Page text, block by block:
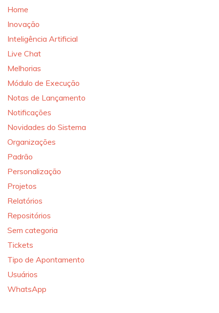
Home
Inovação
Inteligência Artificial
Live Chat
Melhorias
Módulo de Execução
Notas de Lançamento
Notificações
Novidades do Sistema
Organizações
Padrão
Personalização
Projetos
Relatórios
Repositórios
Sem categoria
Tickets
Tipo de Apontamento
Usuários
WhatsApp